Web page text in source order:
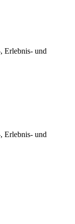
Erlebnis- und
Erlebnis- und